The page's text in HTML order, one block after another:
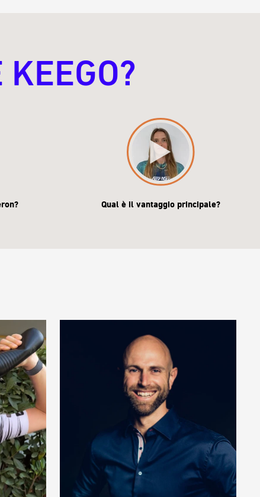
Qual è il vantaggio principale?